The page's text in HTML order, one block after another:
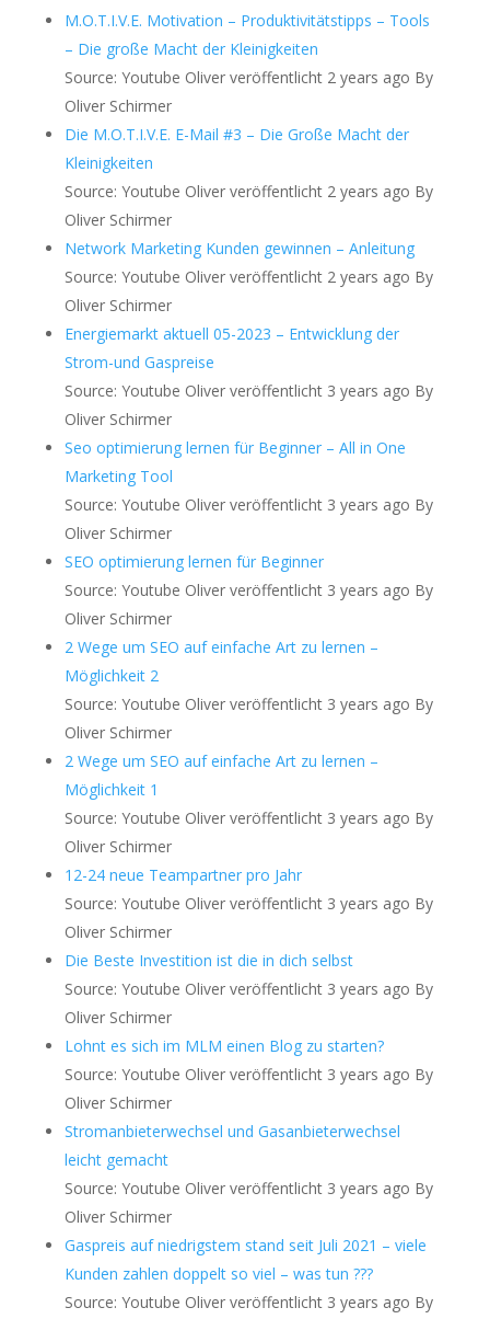
M.O.T.I.V.E. Motivation – Produktivitätstipps – Tools
– Die große Macht der Kleinigkeiten
Source: Youtube Oliver veröffentlicht 2 years ago By
Oliver Schirmer
Die M.O.T.I.V.E. E-Mail #3 – Die Große Macht der
Kleinigkeiten
Source: Youtube Oliver veröffentlicht 2 years ago By
Oliver Schirmer
Network Marketing Kunden gewinnen – Anleitung
Source: Youtube Oliver veröffentlicht 2 years ago By
Oliver Schirmer
Energiemarkt aktuell 05-2023 – Entwicklung der
Strom-und Gaspreise
Source: Youtube Oliver veröffentlicht 3 years ago By
Oliver Schirmer
Seo optimierung lernen für Beginner – All in One
Marketing Tool
Source: Youtube Oliver veröffentlicht 3 years ago By
Oliver Schirmer
SEO optimierung lernen für Beginner
Source: Youtube Oliver veröffentlicht 3 years ago By
Oliver Schirmer
2 Wege um SEO auf einfache Art zu lernen –
Möglichkeit 2
Source: Youtube Oliver veröffentlicht 3 years ago By
Oliver Schirmer
2 Wege um SEO auf einfache Art zu lernen –
Möglichkeit 1
Source: Youtube Oliver veröffentlicht 3 years ago By
Oliver Schirmer
12-24 neue Teampartner pro Jahr
Source: Youtube Oliver veröffentlicht 3 years ago By
Oliver Schirmer
Die Beste Investition ist die in dich selbst
Source: Youtube Oliver veröffentlicht 3 years ago By
Oliver Schirmer
Lohnt es sich im MLM einen Blog zu starten?
Source: Youtube Oliver veröffentlicht 3 years ago By
Oliver Schirmer
Stromanbieterwechsel und Gasanbieterwechsel
leicht gemacht
Source: Youtube Oliver veröffentlicht 3 years ago By
Oliver Schirmer
Gaspreis auf niedrigstem stand seit Juli 2021 – viele
Kunden zahlen doppelt so viel – was tun ???
Source: Youtube Oliver veröffentlicht 3 years ago By